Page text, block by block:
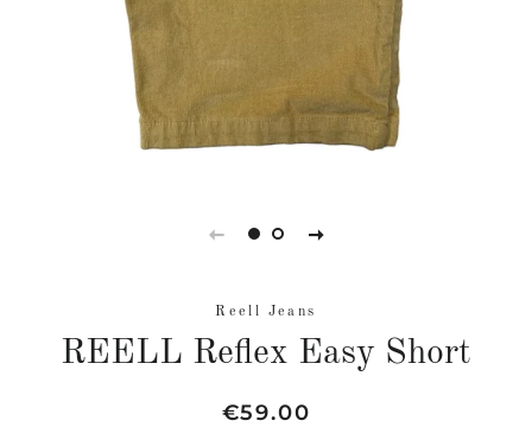
Reell Jeans
REELL Reflex Easy Short
Normaler
Sonderpreis
€59.00